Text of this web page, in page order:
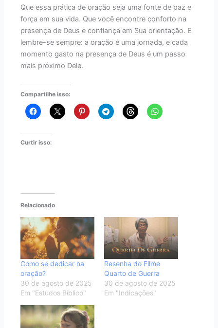
Que essa prática de oração seja uma fonte de paz e
força em sua vida. Que você encontre conforto na
presença de Deus e confiança em Sua orientação. E
lembre-se sempre: a oração é uma jornada, e cada
momento gasto na presença de Deus é um passo
mais próximo Dele.
Compartilhe isso:
Curtir isso:
Relacionado
Como se dedicar na
oração?
30 de agosto de 2025
Em "Estudos Bíblico"
Resenha do Filme
Quarto de Guerra
30 de agosto de 2025
Em "Indicações"